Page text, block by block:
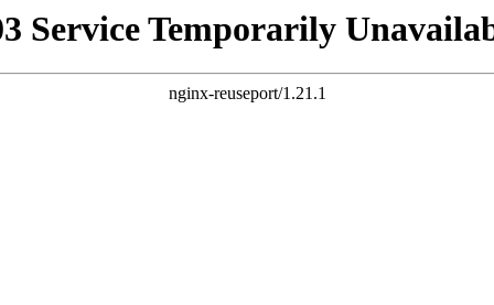
Service Temporarily
nginx-reuseport/1.21.1